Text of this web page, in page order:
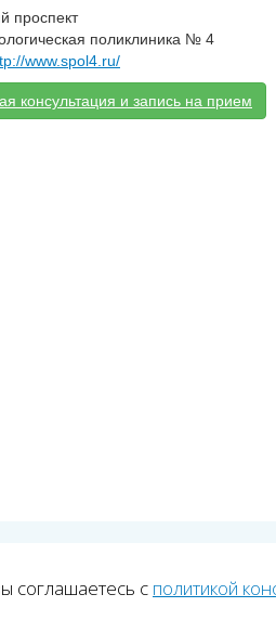
проспект
поликлиника № 4
www.spol4.ru/
консультация и запись на прием
соглашаетесь с политикой